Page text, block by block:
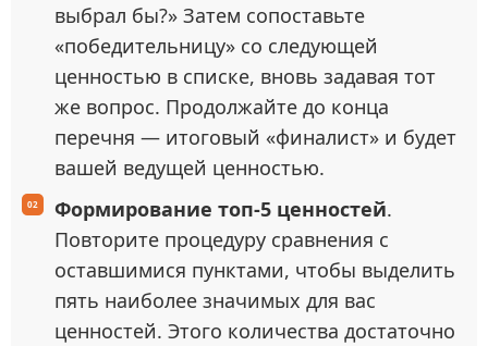
выбрал бы?» Затем сопоставьте
«победительницу» со следующей
ценностью в списке, вновь задавая тот
же вопрос. Продолжайте до конца
перечня — итоговый «финалист» и будет
вашей ведущей ценностью.
Формирование топ‑5 ценностей.
Повторите процедуру сравнения с
оставшимися пунктами, чтобы выделить
пять наиболее значимых для вас
ценностей. Этого количества достаточно